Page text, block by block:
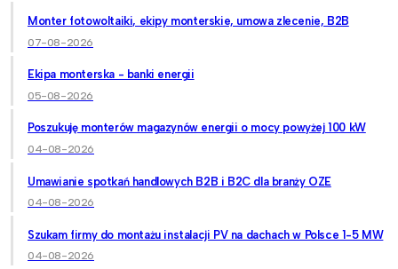
Monter fotowoltaiki, ekipy monterskie, umowa zlecenie, B2B
07-08-2026
Ekipa monterska - banki energii
05-08-2026
Poszukuję monterów magazynów energii o mocy powyżej 100 kW
04-08-2026
Umawianie spotkań handlowych B2B i B2C dla branży OZE
04-08-2026
Szukam firmy do montażu instalacji PV na dachach w Polsce 1-5 MW
04-08-2026